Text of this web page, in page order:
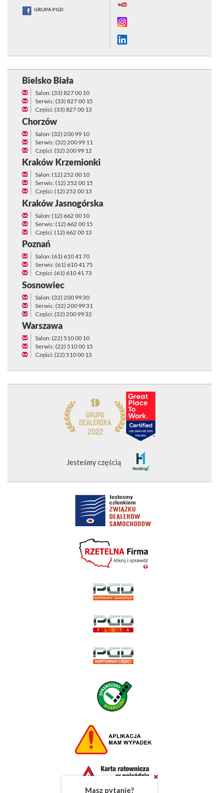
GRUPA PGD
Bielsko Biała
Salon: (33) 827 00 10
Serwis: (33) 827 00 15
Części: (33) 827 00 13
Chorzów
Salon: (32) 200 99 10
Serwis: (32) 200 99 11
Części: (32) 200 99 12
Kraków Krzemionki
Salon: (12) 252 00 10
Serwis: (12) 252 00 15
Części: (12) 252 00 13
Kraków Jasnogórska
Salon: (12) 662 00 10
Serwis: (12) 662 00 15
Części: (12) 662 00 13
Poznań
Salon: (61) 610 41 70
Serwis: (61) 610 41 75
Części: (61) 610 41 73
Sosnowiec
Salon: (32) 200 99 30
Serwis: (32) 200 99 31
Części: (32) 200 99 32
Warszawa
Salon: (22) 510 00 10
Serwis: (22) 510 00 15
Części: (22) 510 00 13
Jesteśmy częścią
Masz pytanie?